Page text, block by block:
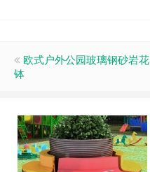
欧式户外公园玻璃钢砂岩花
钵